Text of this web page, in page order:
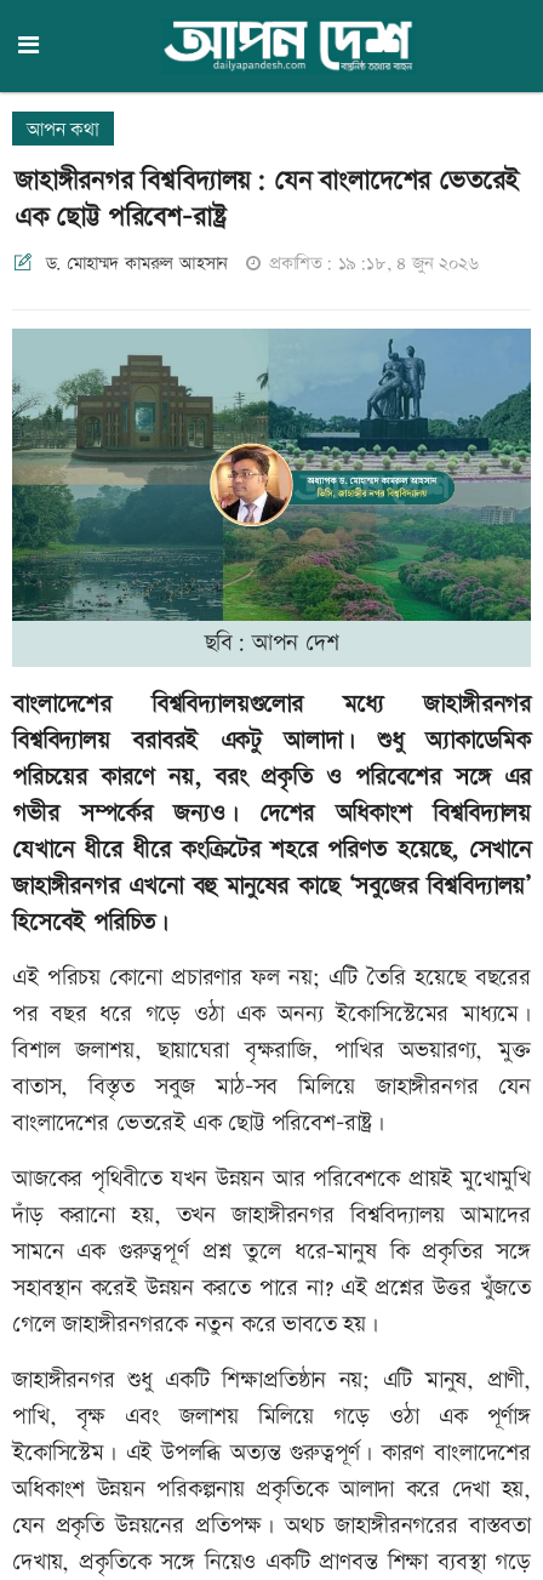
আপন কথা
জাহাঙ্গীরনগর বিশ্ববিদ্যালয়: যেন বাংলাদেশের ভেতরেই
এক ছোট্ট পরিবেশ-রাষ্ট্র
ড. মোহাম্মদ কামরুল আহসান প্রকাশিত: ১৯:১৮, ৪ জুন ২০২৬
ছবি: আপন দেশ
বাংলাদেশের বিশ্ববিদ্যালয়গুলোর মধ্যে জাহাঙ্গীরনগর
বিশ্ববিদ্যালয় বরাবরই একটু আলাদা। শুধু অ্যাকাডেমিক
পরিচয়ের কারণে নয়, বরং প্রকৃতি ও পরিবেশের সঙ্গে এর
গভীর সম্পর্কের জন্যও। দেশের অধিকাংশ বিশ্ববিদ্যালয়
যেখানে ধীরে ধীরে কংক্রিটের শহরে পরিণত হয়েছে, সেখানে
জাহাঙ্গীরনগর এখনো বহু মানুষের কাছে ‘সবুজের বিশ্ববিদ্যালয়’
হিসেবেই পরিচিত।
এই পরিচয় কোনো প্রচারণার ফল নয়; এটি তৈরি হয়েছে বছরের
পর বছর ধরে গড়ে ওঠা এক অনন্য ইকোসিস্টেমের মাধ্যমে।
বিশাল জলাশয়, ছায়াঘেরা বৃক্ষরাজি, পাখির অভয়ারণ্য, মুক্ত
বাতাস, বিস্তৃত সবুজ মাঠ-সব মিলিয়ে জাহাঙ্গীরনগর যেন
বাংলাদেশের ভেতরেই এক ছোট্ট পরিবেশ-রাষ্ট্র।
আজকের পৃথিবীতে যখন উন্নয়ন আর পরিবেশকে প্রায়ই মুখোমুখি
দাঁড় করানো হয়, তখন জাহাঙ্গীরনগর বিশ্ববিদ্যালয় আমাদের
সামনে এক গুরুত্বপূর্ণ প্রশ্ন তুলে ধরে-মানুষ কি প্রকৃতির সঙ্গে
সহাবস্থান করেই উন্নয়ন করতে পারে না? এই প্রশ্নের উত্তর খুঁজতে
গেলে জাহাঙ্গীরনগরকে নতুন করে ভাবতে হয়।
জাহাঙ্গীরনগর শুধু একটি শিক্ষাপ্রতিষ্ঠান নয়; এটি মানুষ, প্রাণী,
পাখি, বৃক্ষ এবং জলাশয় মিলিয়ে গড়ে ওঠা এক পূর্ণাঙ্গ
ইকোসিস্টেম। এই উপলব্ধি অত্যন্ত গুরুত্বপূর্ণ। কারণ বাংলাদেশের
অধিকাংশ উন্নয়ন পরিকল্পনায় প্রকৃতিকে আলাদা করে দেখা হয়,
যেন প্রকৃতি উন্নয়নের প্রতিপক্ষ। অথচ জাহাঙ্গীরনগরের বাস্তবতা
দেখায়, প্রকৃতিকে সঙ্গে নিয়েও একটি প্রাণবন্ত শিক্ষা ব্যবস্থা গড়ে